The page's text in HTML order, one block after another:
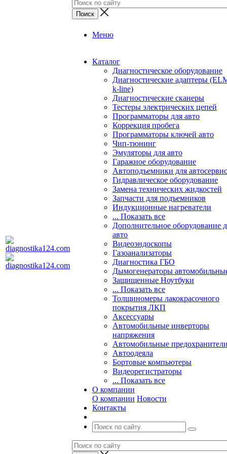
Меню
Каталог
Диагностическое оборудование
Диагностические адаптеры
k-line)
Диагностические сканеры
Тестеры электрических цепей
Программаторы для авто
Коррекция пробега
Программаторы ключей авто
Чип-тюнинг
Эмуляторы для авто
Гаражное оборудование
Автоподъемники для
Гидравлическое оборудование
Замена технических жидкостей
Запчасти для подъемников
Индукционные нагреватели
... Показать все
Дополнительное оборудование
авто
Видеоэндоскопы
Газоанализаторы
Диагностика ГБО
Дымогенераторы
Защищенные Ноутбуки
... Показать все
Толщиномеры лакокрасочного
покрытия ЛКП
Аксессуары
Автомобильные инверторы
напряжения
Автомобильные
Автоодеяла
Бортовые компьютеры
Видеорегистраторы
... Показать все
О компании
О компании Новости
Контакты